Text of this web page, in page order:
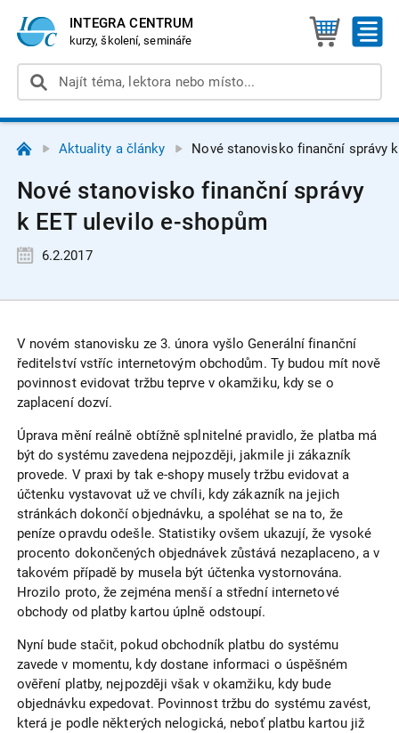
INTEGRA CENTRUM
kurzy, školení, semináře
Aktuality a články Nové stanovisko finanční správy
Nové stanovisko finanční správy
k EET ulevilo e-shopům
6.2.2017
V novém stanovisku ze 3. února vyšlo Generální finanční
ředitelství vstříc internetovým obchodům. Ty budou mít nově
povinnost evidovat tržbu teprve v okamžiku, kdy se o
zaplacení dozví.
Úprava mění reálně obtížně splnitelné pravidlo, že platba má
být do systému zavedena nejpozději, jakmile ji zákazník
provede. V praxi by tak e-shopy musely tržbu evidovat a
účtenku vystavovat už ve chvíli, kdy zákazník na jejich
stránkách dokončí objednávku, a spoléhat se na to, že
peníze opravdu odešle. Statistiky ovšem ukazují, že vysoké
procento dokončených objednávek zůstává nezaplaceno, a v
takovém případě by musela být účtenka vystornována.
Hrozilo proto, že zejména menší a střední internetové
obchody od platby kartou úplně odstoupí.
Nyní bude stačit, pokud obchodník platbu do systému
zavede v momentu, kdy dostane informaci o úspěšném
ověření platby, nejpozději však v okamžiku, kdy bude
objednávku expedovat. Povinnost tržbu do systému zavést,
která je podle některých nelogická, neboť platbu kartou již